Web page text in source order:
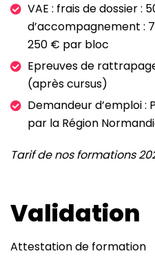
VAE : frais de dossier :
d’accompagnement :
250 € par bloc
Epreuves de
(après cursus)
Demandeur d’emploi :
par la Région
Tarif de nos formations
Validation
Attestation de formation